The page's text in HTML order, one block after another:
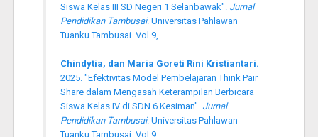
Siswa Kelas III SD Negeri 1 Selanbawak". Jurnal
Pendidikan Tambusai. Universitas Pahlawan
Tuanku Tambusai. Vol.9,
Chindytia, dan Maria Goreti Rini Kristiantari.
2025. "Efektivitas Model Pembelajaran Think Pair
Share dalam Mengasah Keterampilan Berbicara
Siswa Kelas IV di SDN 6 Kesiman". Jurnal
Pendidikan Tambusai. Universitas Pahlawan
Tuanku Tambusai. Vol.9,